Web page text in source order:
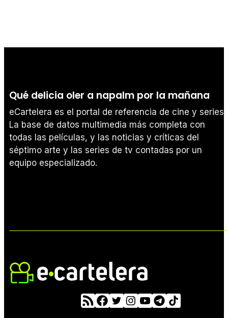
Qué delicia oler a napalm por la mañana
eCartelera es el portal de referencia de cine y series.
La base de datos multimedia más completa con
todas las películas, y las noticias y críticas del
séptimo arte y las series de tv contadas por un
equipo especializado.